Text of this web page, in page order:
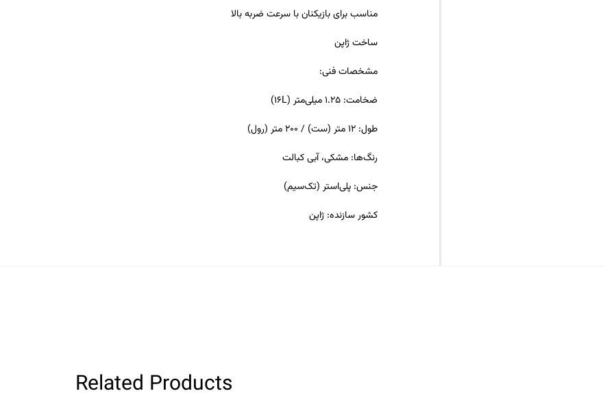
مناسب برای بازیکنان با سرعت ضربه بالا
ساخت ژاپن
مشخصات فنی:
ضخامت: 1.25 میلی‌متر (16L)
طول: 12 متر (ست) / 200 متر (رول)
رنگ‌ها: مشکی، آبی کبالت
جنس: پلی‌استر (تک‌سیم)
کشور سازنده: ژاپن
Related Products